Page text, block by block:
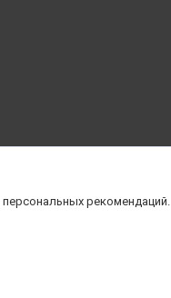
рекомендаций.